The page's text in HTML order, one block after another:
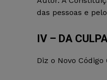
das pessoas e
IV – DA
Diz o Novo